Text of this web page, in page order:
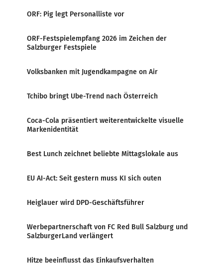
ORF: Pig legt Personalliste vor
ORF-Festspielempfang 2026 im Zeichen der
Salzburger Festspiele
Volksbanken mit Jugendkampagne on Air
Tchibo bringt Ube-Trend nach Österreich
Coca-Cola präsentiert weiterentwickelte visuelle
Markenidentität
Best Lunch zeichnet beliebte Mittagslokale aus
EU AI-Act: Seit gestern muss KI sich outen
Heiglauer wird DPD-Geschäftsführer
Werbepartnerschaft von FC Red Bull Salzburg und
SalzburgerLand verlängert
Hitze beeinflusst das Einkaufsverhalten